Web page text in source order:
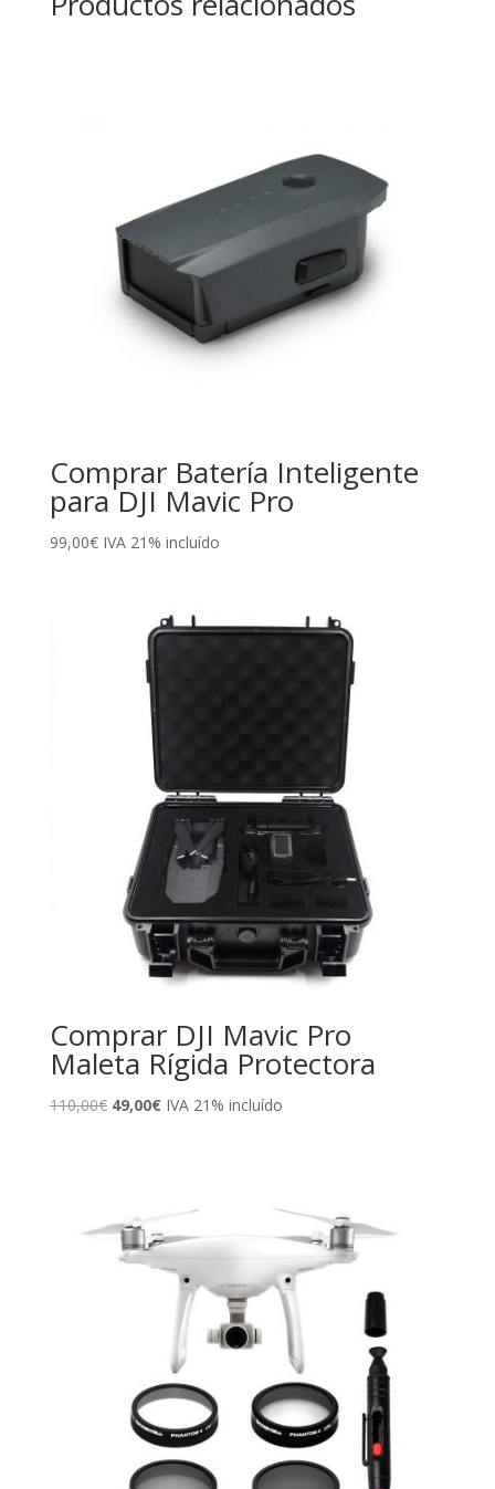
Comprar Batería Inteligente
para DJI Mavic Pro
99,00€ IVA 21% incluído
Comprar DJI Mavic Pro
Maleta Rígida Protectora
110,00€ El
49,00€El
49,00€.
IVA 21% incluído